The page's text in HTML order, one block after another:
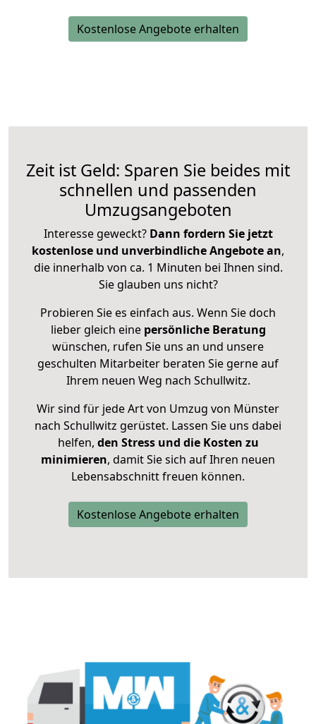
Kostenlose Angebote erhalten
Zeit ist Geld: Sparen Sie beides mit
schnellen und passenden
Umzugsangeboten
Interesse geweckt? Dann fordern Sie jetzt
kostenlose und unverbindliche Angebote an,
die innerhalb von ca. 1 Minuten bei Ihnen sind.
Sie glauben uns nicht?
Probieren Sie es einfach aus. Wenn Sie doch
lieber gleich eine persönliche Beratung
wünschen, rufen Sie uns an und unsere
geschulten Mitarbeiter beraten Sie gerne auf
Ihrem neuen Weg nach Schullwitz.
Wir sind für jede Art von Umzug von Münster
nach Schullwitz gerüstet. Lassen Sie uns dabei
helfen, den Stress und die Kosten zu
minimieren, damit Sie sich auf Ihren neuen
Lebensabschnitt freuen können.
Kostenlose Angebote erhalten